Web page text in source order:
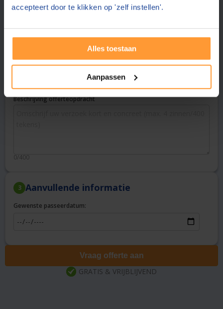
accepteert door te klikken op 'zelf instellen'.
Alles toestaan
Aanpassen
Postcode
Plaats
Beschrijving offerteopdracht
0/400
3 Aanvullende informatie
Gewenste passeerdatum:
Vraag offerte aan
GRATIS & VRIJBLIJVEND